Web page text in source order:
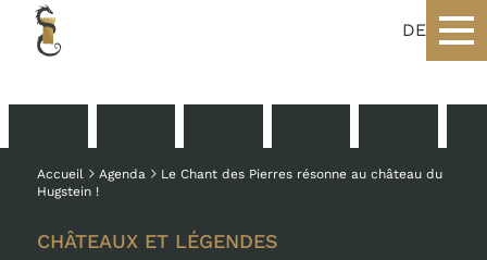
DE
Accueil Agenda
Le Chant des Pierres résonne au château du
Hugstein !
CHÂTEAUX ET LÉGENDES